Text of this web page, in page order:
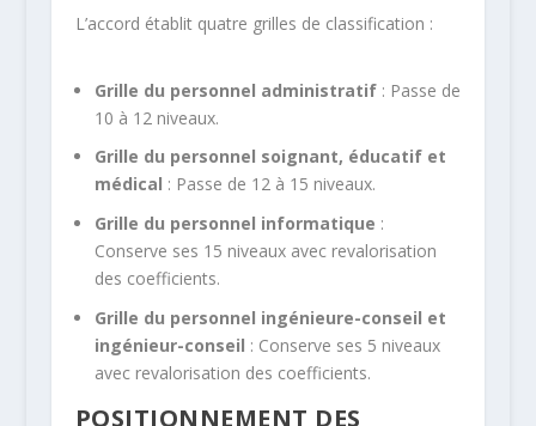
L’accord établit quatre grilles de classification :
Grille du personnel administratif: Passe de
10 à 12 niveaux.
Grille du personnel soignant, éducatif et
médical : Passe de 12 à 15 niveaux.
Grille du personnel informatique :
Conserve ses 15 niveaux avec revalorisation
des coefficients.
Grille du personnel ingénieure-conseil et
ingénieur-conseil : Conserve ses 5 niveaux
avec revalorisation des coefficients.
POSITIONNEMENT DES